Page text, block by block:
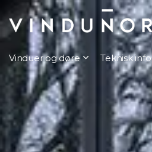
Vinduer og døre Teknisk info